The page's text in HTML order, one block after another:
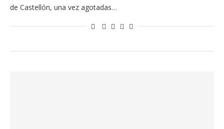
de Castellón, una vez agotadas…